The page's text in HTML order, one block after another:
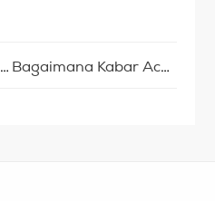
Bagaimana Kabar Acep, Bocah Ceria Penderita Radang Otak?